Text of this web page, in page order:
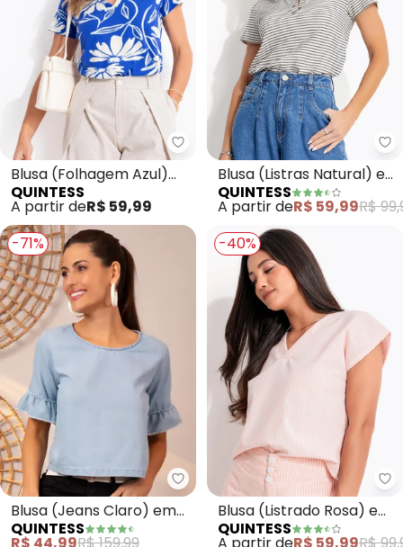
Quintess - Blusa (Folhagem
Blusa (Folhagem Azul)
em Malha Canelada
QUINTESS
A partir deR$ 59,99
Blusa (Listras Natural) em
Malha
QUINTESS
A partir deR$ 59,99R$
-71%
Quintess - Blusa (Jeans Claro)
Blusa (Jeans Claro) em
Jeans Leve
QUINTESS
-40%
Blusa (Listrado Rosa) em
Tecido Plano Sustentável
QUINTESS